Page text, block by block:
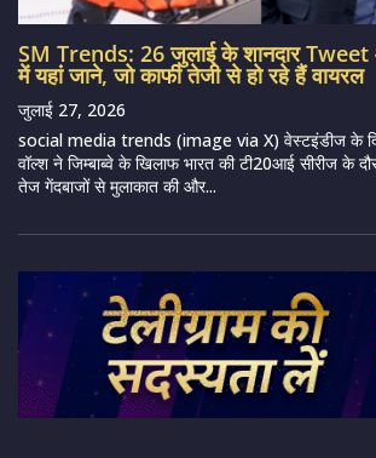
SM Trends: 26 जुलाई के शानदार
में यहां जाने, जो काफी तेजी से हो रहे हैं वायरल
जुलाई 27, 2026
social media trends (image via X) वेस्टइंडीज के
वॉल्श ने जिम्बाब्वे के खिलाफ भारत की टी20आई सीरीज के
तेज गेंदबाजों से मुलाकात की और...